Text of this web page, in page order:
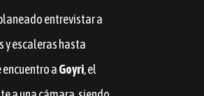
entrevistar a
y escaleras hasta
aGoyri, el